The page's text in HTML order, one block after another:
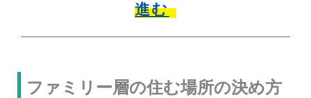
進む
ファミリー層の住む場所の決め方